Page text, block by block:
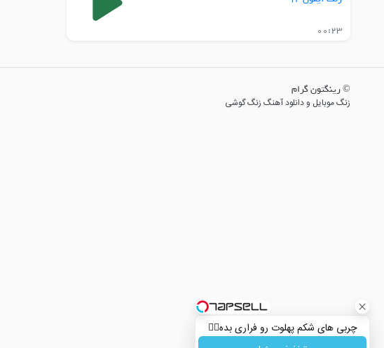
چربی های شکم پهلوت رو فراری بده👌🏻
00:23
© رینگتون گرام
زنگ موبایل و دانلود آهنگ زنگ گوشی